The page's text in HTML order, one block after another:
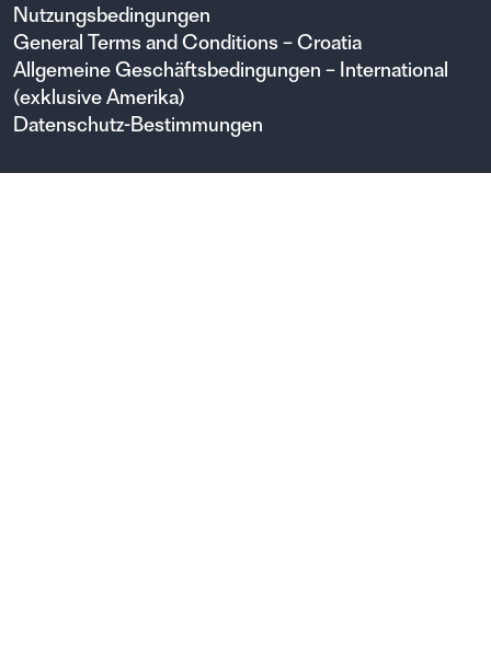
Nutzungsbedingungen
General Terms and Conditions – Croatia
Allgemeine Geschäftsbedingungen – International
(exklusive Amerika)
Datenschutz-Bestimmungen